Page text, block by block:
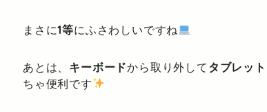
まさに1等にふさわしいですね
あとは、 キーボードから取り外して タブレット
ちゃ便利です